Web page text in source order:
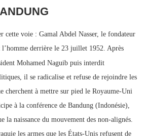
cette voie : Gamal Abdel Nasser, le fondateur
l’homme derrière le 23 juillet 1952. Après
Mohamed Naguib puis interdit
il se radicalise et refuse de rejoindre les
cherchent à mettre sur pied le Royaume-Uni
à la conférence de Bandung (Indonésie),
la naissance du mouvement des non-alignés.
les armes que les États-Unis refusent de